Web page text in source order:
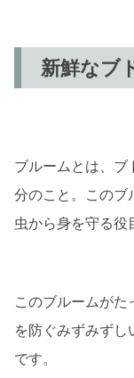
新鮮なブ
ブルームとは、ブ
分のこと。このブ
虫から身を守る役
このブルームが
を防ぐみずみずし
です。